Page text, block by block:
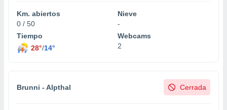
Km. abiertos
0 / 50
Nieve
-
Tiempo
28°/14°
Webcams
2
Brunni - Alpthal Cerrada